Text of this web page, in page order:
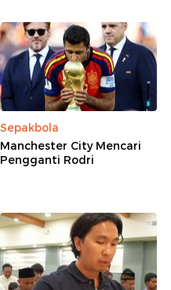
Sepakbola
Manchester City Mencari
Pengganti Rodri